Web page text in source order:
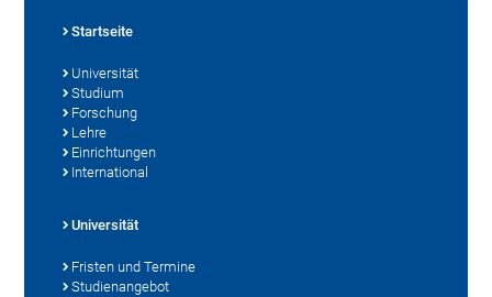
Startseite
Universität
Studium
Forschung
Lehre
Einrichtungen
International
Universität
Fristen und Termine
Studienangebot